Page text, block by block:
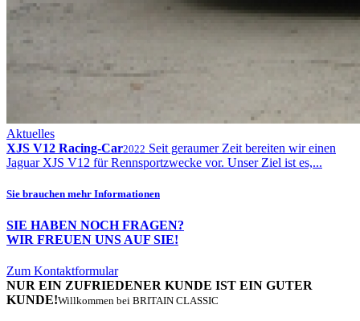
Aktuelles
XJS V12 Racing-Car2022 Seit geraumer Zeit bereiten wir einen
Jaguar XJS V12 für Rennsportzwecke vor. Unser Ziel ist es,...
Sie brauchen mehr Informationen
SIE HABEN NOCH FRAGEN?
WIR FREUEN UNS AUF SIE!
Zum Kontaktformular
NUR EIN ZUFRIEDENER KUNDE IST EIN GUTER
KUNDE!Willkommen bei BRITAIN CLASSIC